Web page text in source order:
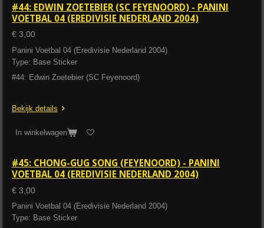
#44: EDWIN ZOETEBIER (SC FEYENOORD) - PANINI
VOETBAL 04 (EREDIVISIE NEDERLAND 2004)
€ 3,00
Panini Voetbal 04 (Eredivisie Nederland 2004)
Type: Base Sticker
#44: Edwin Zoetebier (SC Feyenoord)
Bekijk details
In winkelwagen
#45: CHONG-GUG SONG (FEYENOORD) - PANINI
VOETBAL 04 (EREDIVISIE NEDERLAND 2004)
€ 3,00
Panini Voetbal 04 (Eredivisie Nederland 2004)
Type: Base Sticker